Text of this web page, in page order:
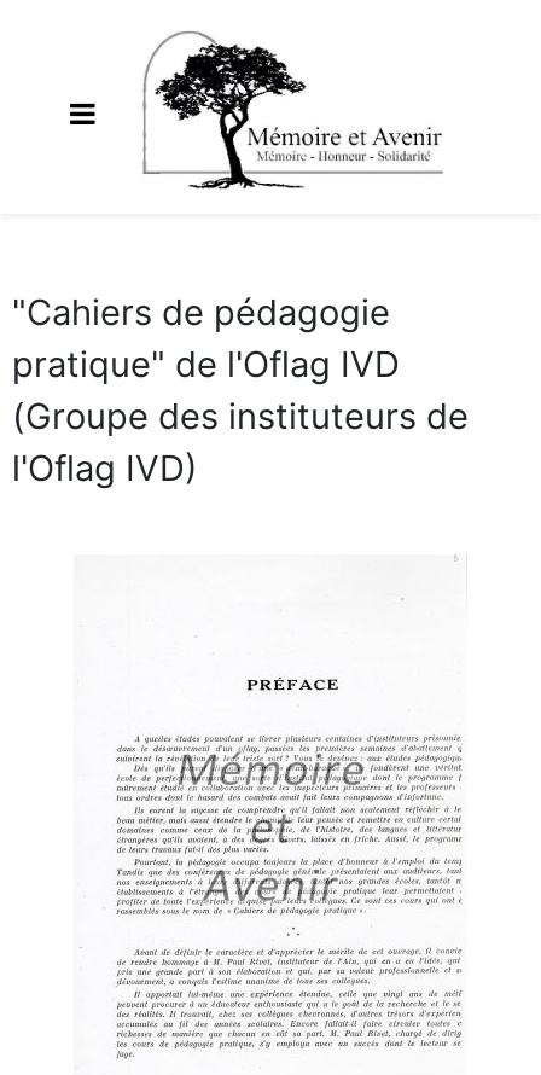
"Cahiers de pédagogie
pratique" de l'Oflag IVD
(Groupe des instituteurs de
l'Oflag IVD)